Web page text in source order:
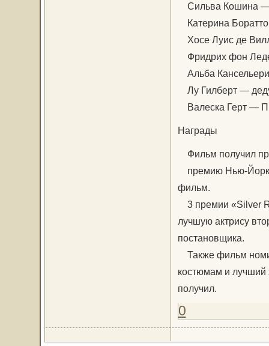
Сильва Кошина
Катерина
Хосе Луис де
Фридрих фон
Альба
Лу Гилберт —
Валеска Герт —
Награды
Фильм получил
премию Нью-
фильм.
3 премии «Silver
лучшую актрису
постановщика.
Также фильм
костюмам и лучший
получил.
0